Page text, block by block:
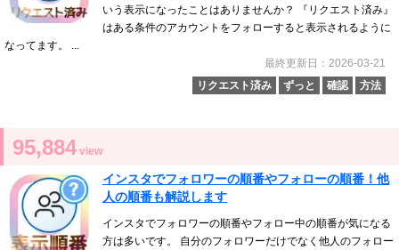
いう表示になったことはありませんか？ 『リクエスト済み』
はある条件のアカウントをフォローすると表示されるように
なってます。 ...
最終更新日：2026-03-21
リクエスト済み
ずっと 確認 方法
95,884 view
インスタでフォロワーの順番やフォローの順番！他
人の順番も解説します
インスタでフォロワーの順番やフォロー中の順番が気になる
方は多いです。 自分のフォロワーだけでなく他人のフォロー